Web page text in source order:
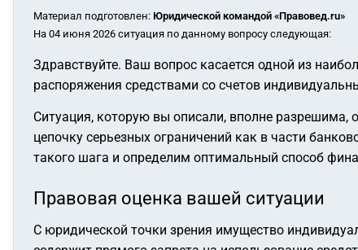
Материал подготовлен: Юридической командой «Правовед.ru»
На 04 июня 2026 ситуация по данному вопросу следующая:
Здравствуйте. Ваш вопрос касается одной из
распоряжения средствами со счетов
Ситуация, которую вы описали, вполне разрешима,
цепочку серьезных ограничений как в части
такого шага и определим оптимальный способ
Правовая оценка вашей ситуации
С юридической точки зрения имущество